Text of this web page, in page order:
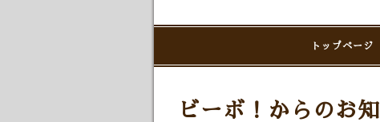
トップページ
ビーボ！からのお知